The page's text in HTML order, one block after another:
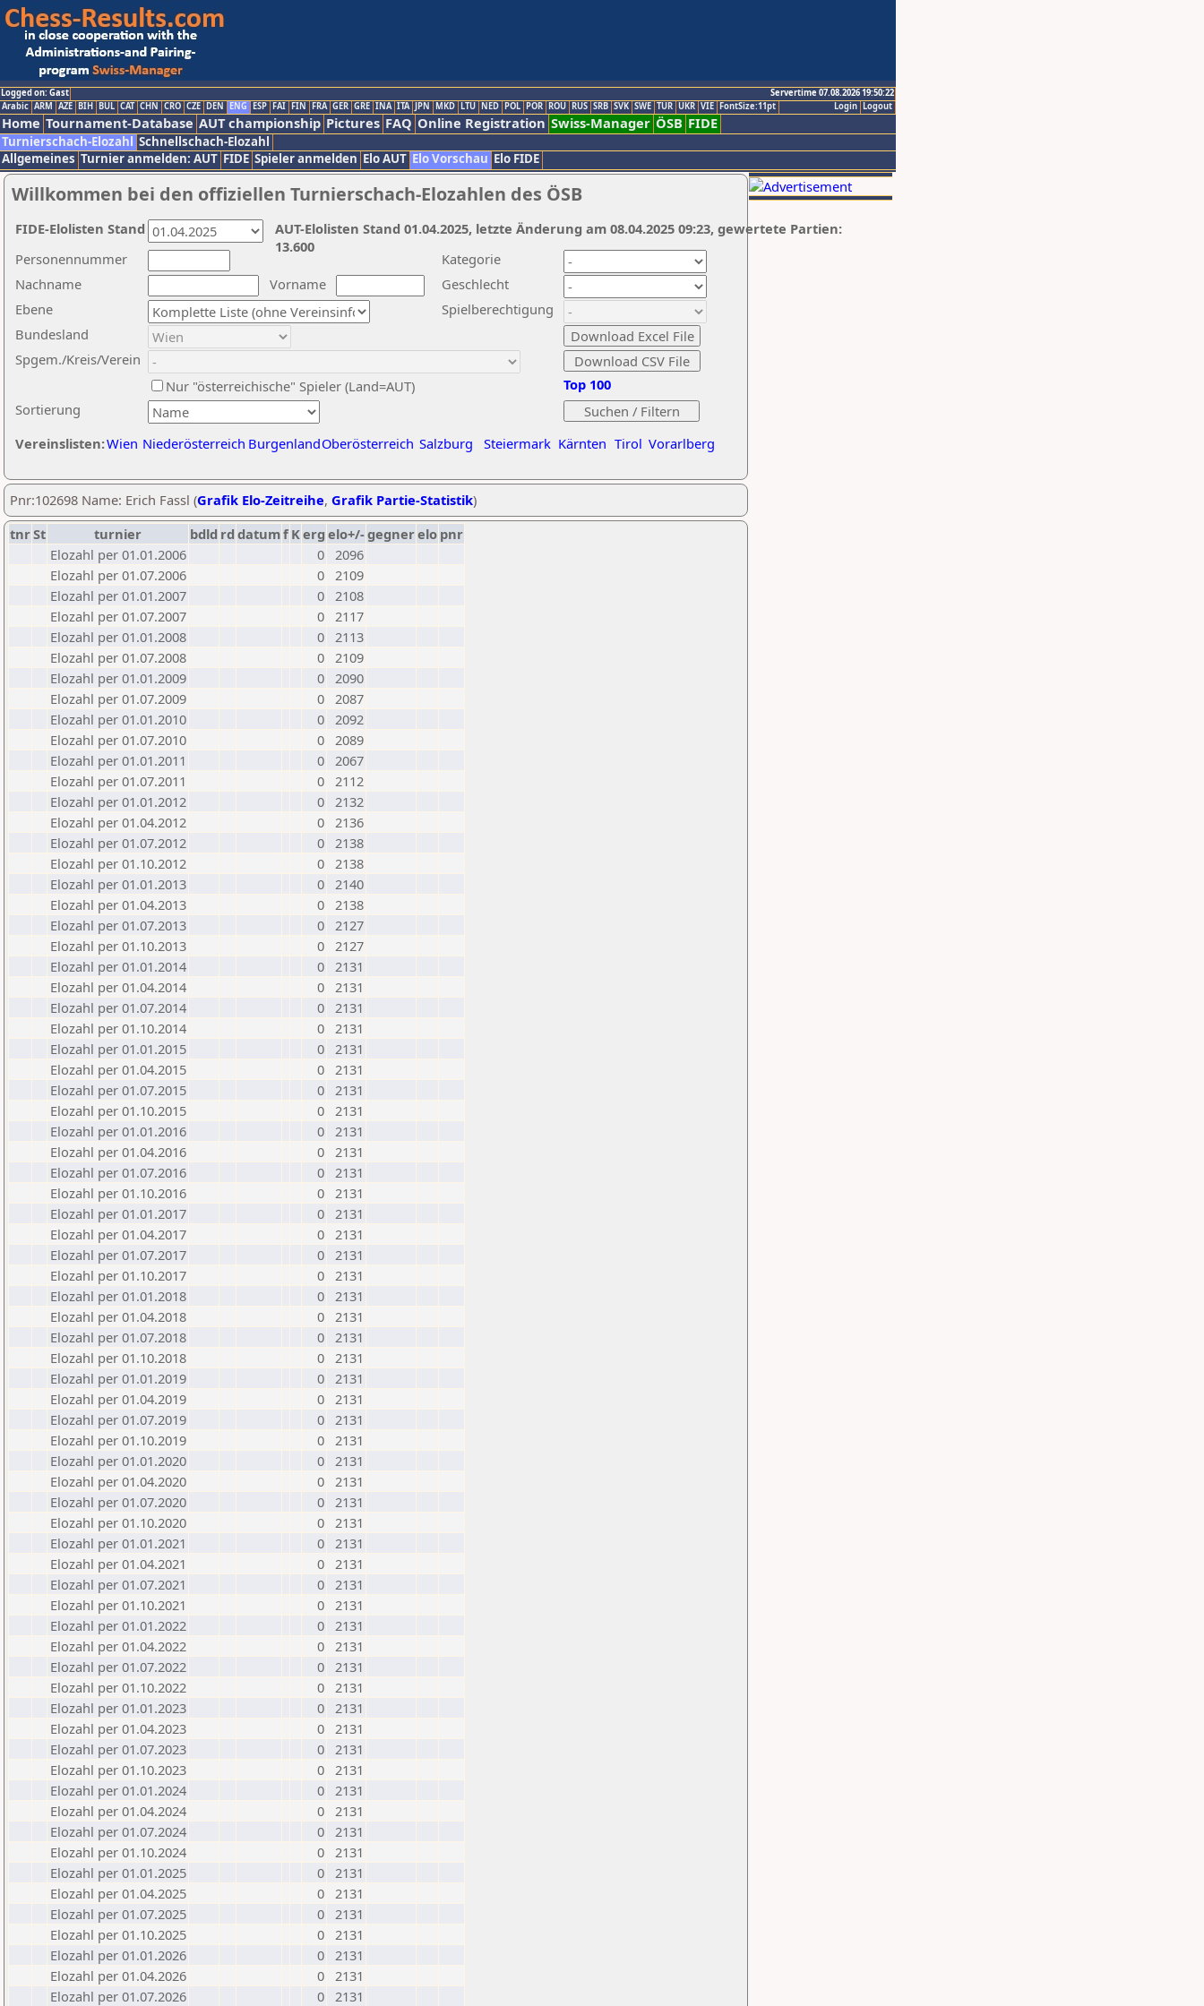
Logged on: Gast
Servertime 07.08.2026 19:50:22
Logout
Login
Arabic ARM AZE BIH BUL CAT CHN CRO CZE DEN ENG ESP FAI FIN FRA GER GRE INA ITA JPN MKD LTU NED POL POR ROU RUS SRB SVK SWE TUR UKR VIE FontSize:11pt
Home Tournament-Database AUT championship Pictures FAQ Online Registration Swiss-Manager ÖSB FIDE
Turnierschach-Elozahl Schnellschach-Elozahl
Allgemeines Turnier anmelden: AUT FIDE Spieler anmelden Elo AUT Elo Vorschau Elo FIDE
Willkommen bei den offiziellen Turnierschach-Elozahlen des ÖSB
Nachname
Vorname
Ebene
Kategorie
Sortierung
Personennummer
Bundesland
Spgem./Kreis/Verein
Geschlecht
Nur "österreichische" Spieler (Land=AUT)
Spielberechtigung
Vereinslisten:Wien Niederösterreich BurgenlandOberösterreich Salzburg Steiermark Kärnten Tirol Vorarlberg
Top 100
AUT-Elolisten Stand 01.04.2025, letzte Änderung am 08.04.2025 09:23, gewertete Partien:
13.600
FIDE-Elolisten Stand
Pnr:102698 Name: Erich Fassl (Grafik Elo-Zeitreihe, Grafik Partie-Statistik)
tnrSt turnier bdld rd datumf Kerg elo+/-gegnerelo pnr
Elozahl per 01.01.2006
0 2096
Elozahl per 01.07.2006
0 2109
Elozahl per 01.01.2007
0 2108
Elozahl per 01.07.2007
0 2117
Elozahl per 01.01.2008
0 2113
Elozahl per 01.07.2008
0 2109
Elozahl per 01.01.2009
0 2090
Elozahl per 01.07.2009
0 2087
Elozahl per 01.01.2010
0 2092
Elozahl per 01.07.2010
0 2089
Elozahl per 01.01.2011
0 2067
Elozahl per 01.07.2011
0 2112
Elozahl per 01.01.2012
0 2132
Elozahl per 01.04.2012
0 2136
Elozahl per 01.07.2012
0 2138
Elozahl per 01.10.2012
0 2138
Elozahl per 01.01.2013
0 2140
Elozahl per 01.04.2013
0 2138
Elozahl per 01.07.2013
0 2127
Elozahl per 01.10.2013
0 2127
Elozahl per 01.01.2014
0 2131
Elozahl per 01.04.2014
0 2131
Elozahl per 01.07.2014
0 2131
Elozahl per 01.10.2014
0 2131
Elozahl per 01.01.2015
0 2131
Elozahl per 01.04.2015
0 2131
Elozahl per 01.07.2015
0 2131
Elozahl per 01.10.2015
0 2131
Elozahl per 01.01.2016
0 2131
Elozahl per 01.04.2016
0 2131
Elozahl per 01.07.2016
0 2131
Elozahl per 01.10.2016
0 2131
Elozahl per 01.01.2017
0 2131
Elozahl per 01.04.2017
0 2131
Elozahl per 01.07.2017
0 2131
Elozahl per 01.10.2017
0 2131
Elozahl per 01.01.2018
0 2131
Elozahl per 01.04.2018
0 2131
Elozahl per 01.07.2018
0 2131
Elozahl per 01.10.2018
0 2131
Elozahl per 01.01.2019
0 2131
Elozahl per 01.04.2019
0 2131
Elozahl per 01.07.2019
0 2131
Elozahl per 01.10.2019
0 2131
Elozahl per 01.01.2020
0 2131
Elozahl per 01.04.2020
0 2131
Elozahl per 01.07.2020
0 2131
Elozahl per 01.10.2020
0 2131
Elozahl per 01.01.2021
0 2131
Elozahl per 01.04.2021
0 2131
Elozahl per 01.07.2021
0 2131
Elozahl per 01.10.2021
0 2131
Elozahl per 01.01.2022
0 2131
Elozahl per 01.04.2022
0 2131
Elozahl per 01.07.2022
0 2131
Elozahl per 01.10.2022
0 2131
Elozahl per 01.01.2023
0 2131
Elozahl per 01.04.2023
0 2131
Elozahl per 01.07.2023
0 2131
Elozahl per 01.10.2023
0 2131
Elozahl per 01.01.2024
0 2131
Elozahl per 01.04.2024
0 2131
Elozahl per 01.07.2024
0 2131
Elozahl per 01.10.2024
0 2131
Elozahl per 01.01.2025
0 2131
Elozahl per 01.04.2025
0 2131
Elozahl per 01.07.2025
0 2131
Elozahl per 01.10.2025
0 2131
Elozahl per 01.01.2026
0 2131
Elozahl per 01.04.2026
0 2131
Elozahl per 01.07.2026
0 2131